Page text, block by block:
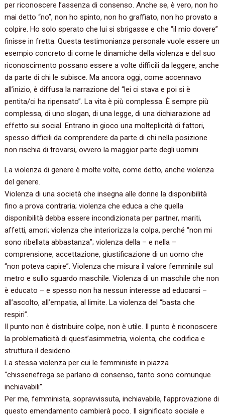
per riconoscere l’assenza di consenso. Anche se, è vero, non ho
mai detto “no”, non ho spinto, non ho graffiato, non ho provato a
colpire. Ho solo sperato che lui si sbrigasse e che “il mio dovere”
finisse in fretta. Questa testimonianza personale vuole essere un
esempio concreto di come le dinamiche della violenza e del suo
riconoscimento possano essere a volte difficili da leggere, anche
da parte di chi le subisce. Ma ancora oggi, come accennavo
all’inizio, è diffusa la narrazione del “lei ci stava e poi si è
pentita/ci ha ripensato”. La vita è più complessa. È sempre più
complessa, di uno slogan, di una legge, di una dichiarazione ad
effetto sui social. Entrano in gioco una molteplicità di fattori,
spesso difficili da comprendere da parte di chi nella posizione
non rischia di trovarsi, ovvero la maggior parte degli uomini.
La violenza di genere è molte volte, come detto, anche violenza
del genere.
Violenza di una società che insegna alle donne la disponibilità
fino a prova contraria; violenza che educa a che quella
disponibilità debba essere incondizionata per partner, mariti,
affetti, amori; violenza che interiorizza la colpa, perché “non mi
sono ribellata abbastanza”; violenza della – e nella –
comprensione, accettazione, giustificazione di un uomo che
“non poteva capire”. Violenza che misura il valore femminile sul
metro e sullo sguardo maschile. Violenza di un maschile che non
è educato – e spesso non ha nessun interesse ad educarsi –
all’ascolto, all’empatia, al limite. La violenza del “basta che
respiri”.
Il punto non è distribuire colpe, non è utile. Il punto è riconoscere
la problematicità di quest’asimmetria, violenta, che codifica e
struttura il desiderio.
La stessa violenza per cui le femministe in piazza
“chissenefrega se parlano di consenso, tanto sono comunque
inchiavabili”.
Per me, femminista, sopravvissuta, inchiavabile, l’approvazione di
questo emendamento cambierà poco. Il significato sociale e